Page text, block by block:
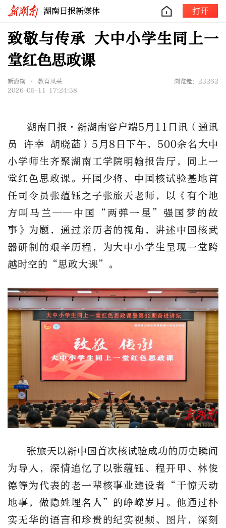
湖南日报新媒体 打开
致敬与传承 大中小学生同上一
堂红色思政课
新湖南 • 教育风采
浏览量：23262
2026-05-11 17:24:58
湖南日报·新湖南客户端5月11日讯（ 通讯
员
许幸 胡晓菡） 5月8日下午，500余名大中
小学师生齐聚湖南工学院明翰报告厅，同上一
堂红色思政课。开国少将、中国核试验基地首
任司令员张蕴钰之子张旅天老师，以《有个地
方叫马兰——中国“两弹一星”强国梦的故
事》为题，通过亲历者的视角，讲述中国核武
器研制的艰辛历程，为大中小学生呈现一堂跨
越时空的“思政大课”。
张旅天以新中国首次核试验成功的历史瞬间
为导入，深情追忆了以张蕴钰、程开甲、林俊
德等为代表的老一辈核事业建设者 “干惊天动
地事，做隐姓埋名人”的峥嵘岁月。他通过朴
实无华的语言和珍贵的纪实视频、图片，深刻